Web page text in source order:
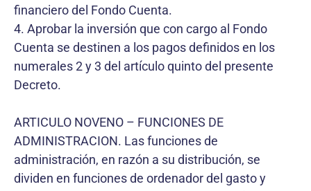
financiero del Fondo Cuenta.
4. Aprobar la inversión que con cargo al Fondo
Cuenta se destinen a los pagos definidos en los
numerales 2 y 3 del artículo quinto del presente
Decreto.
ARTICULO NOVENO – FUNCIONES DE
ADMINISTRACION. Las funciones de
administración, en razón a su distribución, se
dividen en funciones de ordenador del gasto y